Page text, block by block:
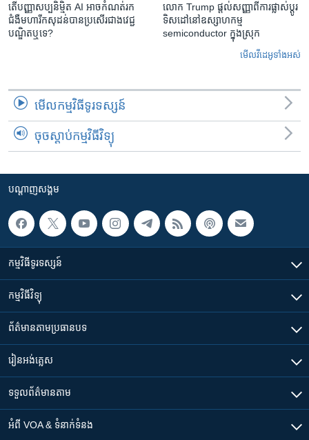
តើ​បញ្ញាសប្បនិម្មិត​ AI អាច​កំណត់​រក​
ជំងឺមហារីក​សុដន់​បាន​ប្រសើរ​ជាង​វេជ្ជ
បណ្ឌិត​ឬ​ទេ?
លោក Trump ផ្តល់សញ្ញាពីការផ្លាស់ប្តូរ
ទិសដៅនៅឧស្សាហកម្ម
semiconductor ក្នុងស្រុក
មើល​វីដេអូ​ទាំង​អស់
មើល​កម្មវិធី​ទូរទស្សន៍
ចុចស្តាប់កម្មវិធីវិទ្យុ
បណ្តាញ​សង្គម
កម្មវិធី​ទូរទស្សន៍
កម្មវិធី​វិទ្យុ
ព័ត៌មាន​តាមប្រធានបទ​
រៀន​​អង់គ្លេស
ទទួល​ព័ត៌មាន​តាម
អំពី​ VOA & ទំនាក់ទំនង